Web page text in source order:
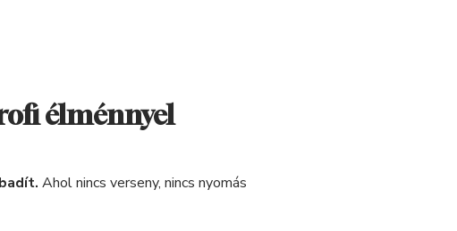
élménnyel
Ahol nincs verseny, nincs nyomás